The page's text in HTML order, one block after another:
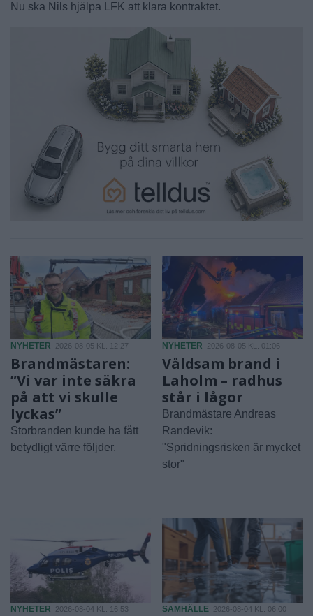
Nu ska Nils hjälpa LFK att klara kontraktet.
NYHETER 2026-08-05 KL. 12:27
Brandmästaren:
”Vi var inte säkra
på att vi skulle
lyckas”
Storbranden kunde ha fått
betydligt värre följder.
NYHETER 2026-08-05 KL. 01:06
Våldsam brand i
Laholm – radhus
står i lågor
Brandmästare Andreas
Randevik:
"Spridningsrisken är mycket
stor"
NYHETER 2026-08-04 KL. 16:53 SAMHÄLLE 2026-08-04 KL. 06:00